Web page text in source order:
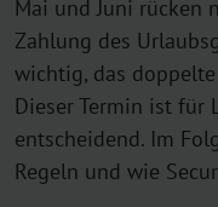
Mai und Juni rücken
Zahlung des
wichtig, das
Dieser Termin ist
entscheidend. Im
Regeln und wie